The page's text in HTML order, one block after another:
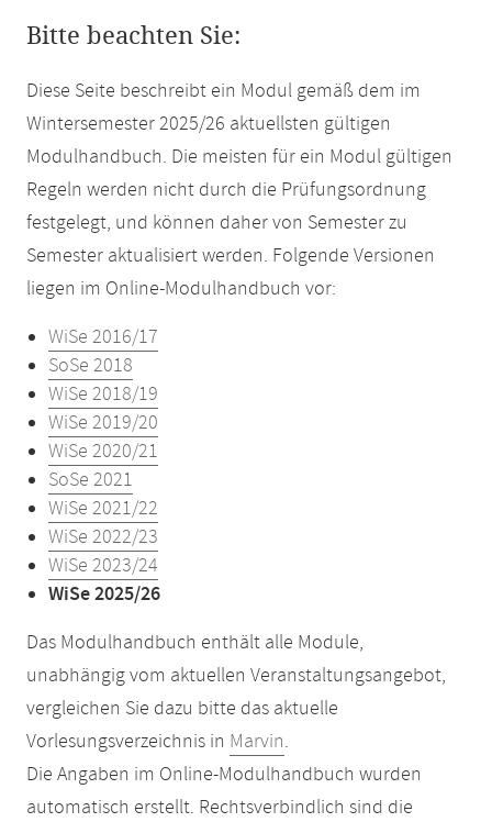
Bitte beachten Sie:
Diese Seite beschreibt ein Modul gemäß dem im
Wintersemester 2025/26 aktuellsten gültigen
Modulhandbuch. Die meisten für ein Modul gültigen
Regeln werden nicht durch die Prüfungsordnung
festgelegt, und können daher von Semester zu
Semester aktualisiert werden. Folgende Versionen
liegen im Online-Modulhandbuch vor:
WiSe 2016/17
SoSe 2018
WiSe 2018/19
WiSe 2019/20
WiSe 2020/21
SoSe 2021
WiSe 2021/22
WiSe 2022/23
WiSe 2023/24
WiSe 2025/26
Das Modulhandbuch enthält alle Module,
unabhängig vom aktuellen Veranstaltungsangebot,
vergleichen Sie dazu bitte das aktuelle
Vorlesungsverzeichnis in Marvin.
Die Angaben im Online-Modulhandbuch wurden
automatisch erstellt. Rechtsverbindlich sind die